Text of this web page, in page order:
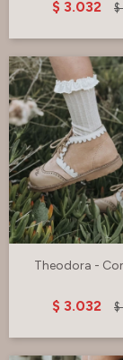
$ 3.032 $
Theodora -
$ 3.032 $